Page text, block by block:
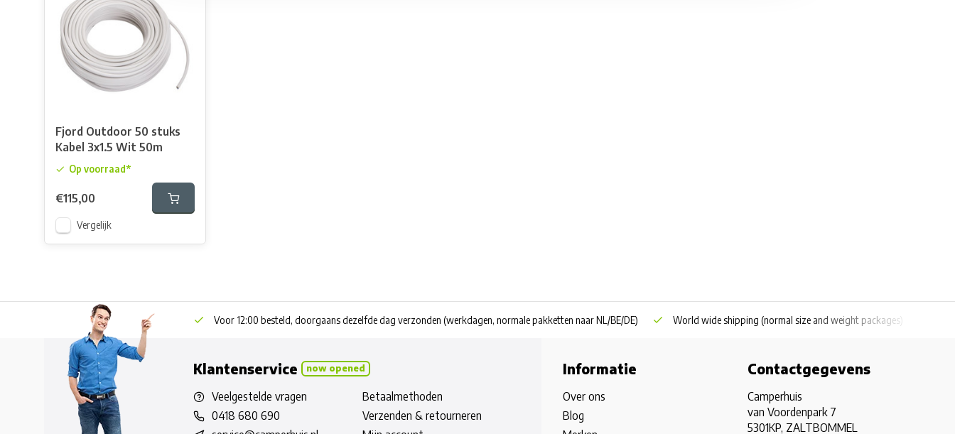
Fjord Outdoor 50 stuks
Kabel 3x1.5 Wit 50m
Op voorraad*
€115,00
Vergelijk
Voor 12:00 besteld, doorgaans dezelfde dag verzonden (werkdagen, normale pakketten naar NL/BE/DE) World wide shipping (normal size and weight packages)
Klantenservice now opened
Veelgestelde vragen
0418 680 690
Betaalmethoden
Verzenden & retourneren
Informatie
Over ons
Blog
Contactgegevens
Camperhuis
van Voordenpark 7
5301KP, ZALTBOMMEL